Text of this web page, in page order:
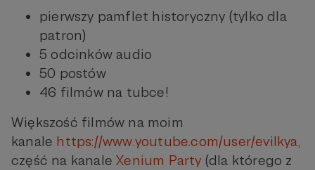
pierwszy pamflet historyczny (tylko dla
patron)
5 odcinków audio
50 postów
46 filmów na tubce!
Większość filmów na moim
kanale https://www.youtube.com/user/evilkya,
część na kanaleXenium Party (dla którego z